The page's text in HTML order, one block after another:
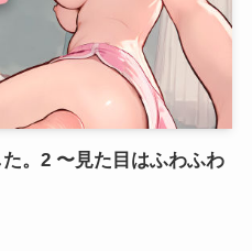
。2 〜見た目はふわふわ